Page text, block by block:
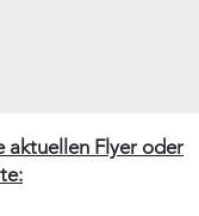
aktuellen Flyer oder